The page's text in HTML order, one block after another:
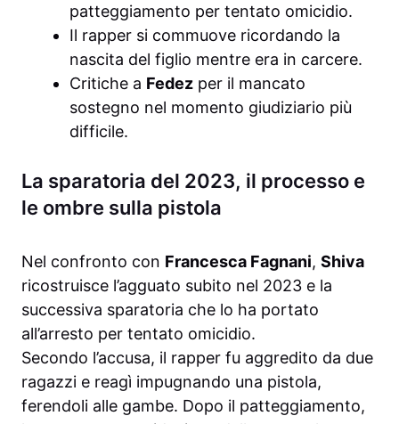
patteggiamento per tentato omicidio.
Il rapper si commuove ricordando la
nascita del figlio mentre era in carcere.
Critiche a Fedez per il mancato
sostegno nel momento giudiziario più
difficile.
La sparatoria del 2023, il processo e
le ombre sulla pistola
Nel confronto con Francesca Fagnani, Shiva
ricostruisce l’agguato subito nel 2023 e la
successiva sparatoria che lo ha portato
all’arresto per tentato omicidio.
Secondo l’accusa, il rapper fu aggredito da due
ragazzi e reagì impugnando una pistola,
ferendoli alle gambe. Dopo il patteggiamento,